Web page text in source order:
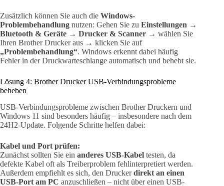
Zusätzlich können Sie auch die Windows-
Problembehandlung nutzen: Gehen Sie zu Einstellungen →
Bluetooth & Geräte → Drucker & Scanner → wählen Sie
Ihren Brother Drucker aus → klicken Sie auf
„Problembehandlung“. Windows erkennt dabei häufig
Fehler in der Druckwarteschlange automatisch und behebt sie.
Lösung 4: Brother Drucker USB-Verbindungsprobleme
beheben
USB-Verbindungsprobleme zwischen Brother Druckern und
Windows 11 sind besonders häufig – insbesondere nach dem
24H2-Update. Folgende Schritte helfen dabei:
Kabel und Port prüfen:
Zunächst sollten Sie ein anderes USB-Kabel testen, da
defekte Kabel oft als Treiberproblem fehlinterpretiert werden.
Außerdem empfiehlt es sich, den Druckerdirekt an einen
USB-Port am PC anzuschließen – nicht über einen USB-